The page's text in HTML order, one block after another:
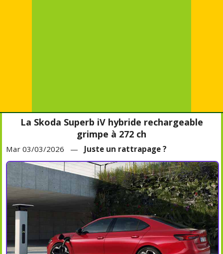
La Skoda Superb iV hybride rechargeable
grimpe à 272 ch
Mar 03/03/2026 — Juste un rattrapage ?